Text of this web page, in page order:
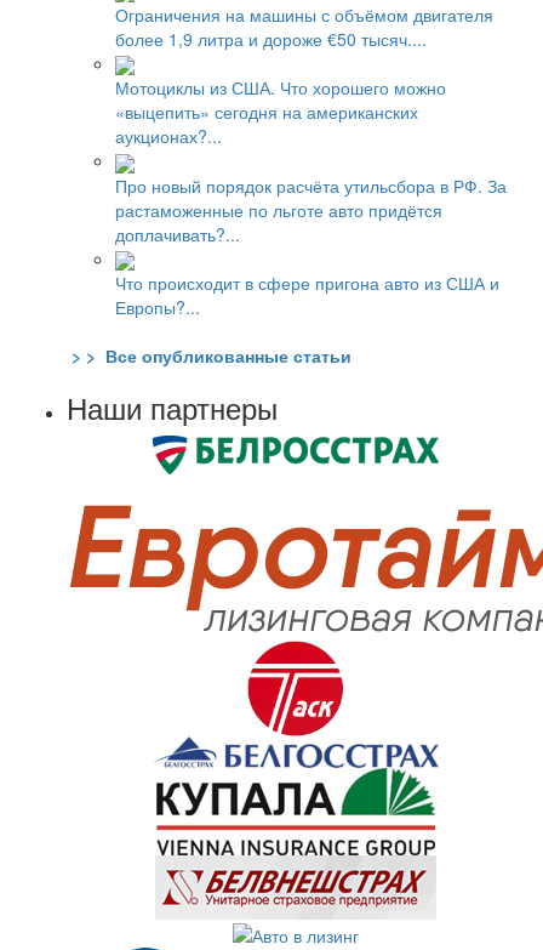
Ограничения на машины с объёмом двигателя
более 1,9 литра и дороже €50 тысяч....
Мотоциклы из США. Что хорошего можно
«выцепить» сегодня на американских
аукционах?...
Про новый порядок расчёта утильсбора в РФ. За
растаможенные по льготе авто придётся
доплачивать?...
Что происходит в сфере пригона авто из США и
Европы?...
> > Все опубликованные статьи
Наши партнеры